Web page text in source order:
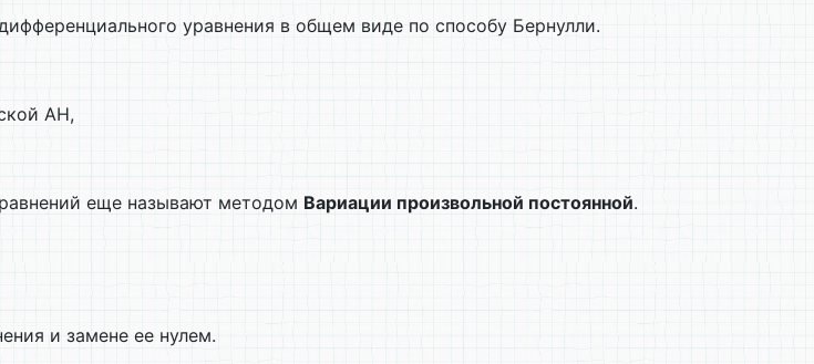
уравнения в общем виде по способу Бернулли.
АН,
еще называют методом Вариации произвольной постоянной.
и замене ее нулем.